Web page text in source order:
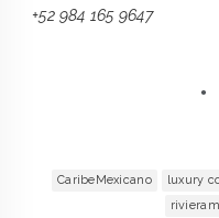
+52 984 165 9647
CaribeMexicano luxury